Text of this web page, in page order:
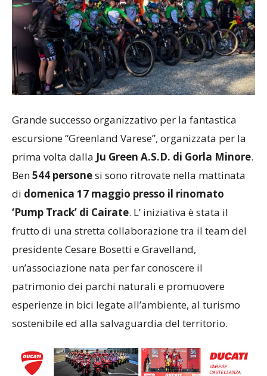
Grande successo organizzativo per la fantastica
escursione “Greenland Varese”, organizzata per la
prima volta dalla Ju Green A.S.D. di Gorla Minore.
Ben544 personesi sono ritrovate nella mattinata
di domenica 17 maggio presso il rinomato
‘Pump Track’ di Cairate. L’ iniziativa è stata il
frutto di una stretta collaborazione tra il team del
presidente Cesare Bosetti e Gravelland,
un’associazione nata per far conoscere il
patrimonio dei parchi naturali e promuovere
esperienze in bici legate all’ambiente, al turismo
sostenibile ed alla salvaguardia del territorio.